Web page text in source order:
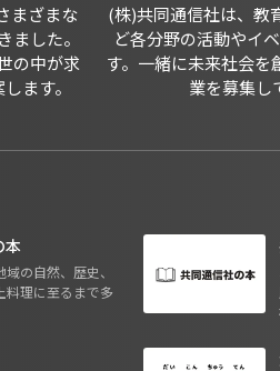
まざまな
ました。
の中が求
ます。
(株)共同通信社は、教
ど各分野の活動やイ
す。一緒に未来社会を
業を募集し
本
の自然、歴史、
料理に至るまで多